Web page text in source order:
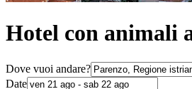
Hotel con animali
Dove vuoi andare?
Date